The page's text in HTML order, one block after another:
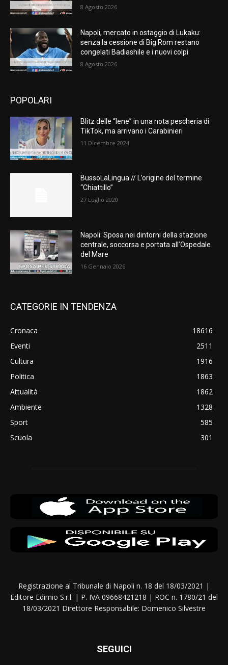
8 Agosto 2026
Napoli, mercato in ostaggio di Lukaku:
senza la cessione di Big Rom restano
congelati Badiashile e i nuovi colpi
8 Agosto 2026
POPOLARI
Blitz delle “Iene” in una nota pescheria di
TikTok, ma arrivano i Carabinieri
11 Dicembre 2024
BussoLaLingua // L’origine del termine
“Chiattillo”
27 Luglio 2020
Napoli: Sposa nei dintorni della stazione
centrale, soccorsa e portata all’Ospedale
del Mare
16 Gennaio 2026
CATEGORIE IN TENDENZA
Cronaca
18616
Eventi
2511
Cultura
1916
Politica
1863
Attualità
1862
Ambiente
1328
Sport
585
Scuola
301
Registrazione al Tribunale di Napoli n. 18 del 18/03/2021 |
Editore Edimio S.r.l. | P. IVA 09668421218 | ROC n. 1780/21 del
18/03/2021 Direttore Responsabile: Domenico Silvestre
SEGUICI